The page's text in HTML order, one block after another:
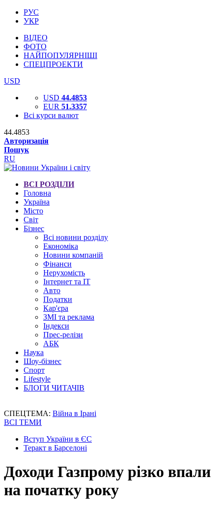
РУС
УКР
ВІДЕО
ФОТО
НАЙПОПУЛЯРНІШІ
СПЕЦПРОЕКТИ
USD
USD 44.4853
EUR 51.3357
Всі курси валют
44.4853
Авторизація
Пошук
RU
ВСІ РОЗДІЛИ
Головна
Україна
Місто
Світ
Бізнес
Всі новини розділу
Економіка
Новини компаній
Фінанси
Нерухомість
Інтернет та IT
Авто
Податки
Кар'єра
ЗМІ та реклама
Індекси
Прес-релізи
АБК
Наука
Шоу-бізнес
Спорт
Lifestyle
БЛОГИ ЧИТАЧІВ
СПЕЦТЕМА: Війна в Ірані
ВСІ ТЕМИ
Вступ України в ЄС
Теракт в Барселоні
Доходи Газпрому різко впали
на початку року